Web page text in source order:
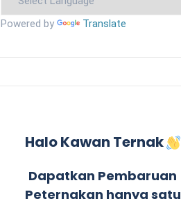
Powered by Translate
Halo Kawan Ternak
Dapatkan Pembaruan
Peternakan hanya satu